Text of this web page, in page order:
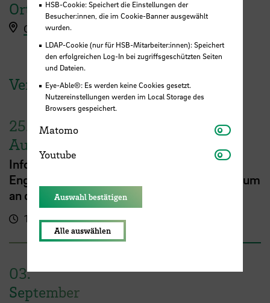
Ort
Online ZOOM
Veranstaltungen der HSB
25.
August
Info Session zu Vollzeitprogrammen:
Englischsprachiges MBA- oder Masterstudium
an der HSB
16:00 - 17:00 Uhr
03.
September
HSB-Cookie: Speichert die Einstellungen der
Besucher:innen, die im Cookie-Banner ausgewählt
wurden.
LDAP-Cookie (nur für HSB-Mitarbeiter:innen): Speichert
den erfolgreichen Log-In bei zugriffsgeschützten Seiten
und Dateien.
Eye-Able®: Es werden keine Cookies gesetzt.
Nutzereinstellungen werden im Local Storage des
Browsers gespeichert.
Matomo Matomo
Youtube Youtube
Auswahl bestätigen
Alle auswählen